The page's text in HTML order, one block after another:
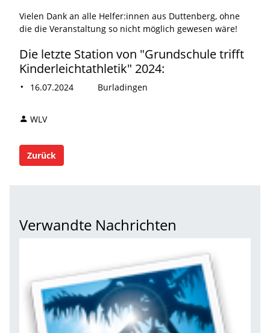
Vielen Dank an alle Helfer:innen aus Duttenberg, ohne
die die Veranstaltung so nicht möglich gewesen wäre!
Die letzte Station von "Grundschule trifft
Kinderleichtathletik" 2024:
16.07.2024 Burladingen
WLV
Zurück
Verwandte Nachrichten